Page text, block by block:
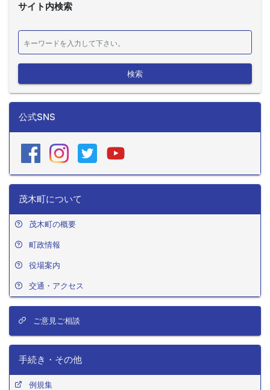
サイト内検索
検索
公式SNS
茂木町について
茂木町の概要
町政情報
役場案内
交通・アクセス
ご意見ご相談
手続き・その他
例規集